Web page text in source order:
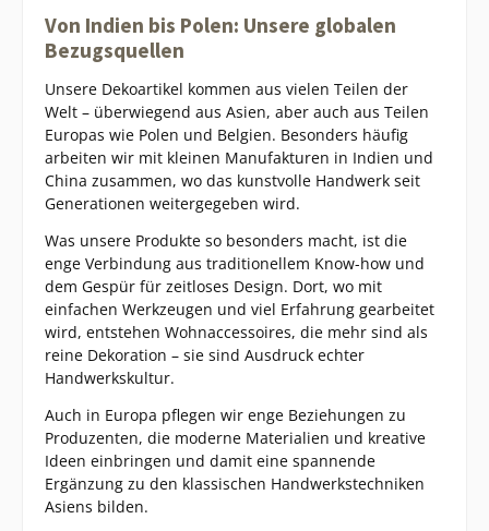
Von Indien bis Polen: Unsere globalen
Bezugsquellen
Unsere Dekoartikel kommen aus vielen Teilen der
Welt – überwiegend aus Asien, aber auch aus Teilen
Europas wie Polen und Belgien. Besonders häufig
arbeiten wir mit kleinen Manufakturen in Indien und
China zusammen, wo das kunstvolle Handwerk seit
Generationen weitergegeben wird.
Was unsere Produkte so besonders macht, ist die
enge Verbindung aus traditionellem Know-how und
dem Gespür für zeitloses Design. Dort, wo mit
einfachen Werkzeugen und viel Erfahrung gearbeitet
wird, entstehen Wohnaccessoires, die mehr sind als
reine Dekoration – sie sind Ausdruck echter
Handwerkskultur.
Auch in Europa pflegen wir enge Beziehungen zu
Produzenten, die moderne Materialien und kreative
Ideen einbringen und damit eine spannende
Ergänzung zu den klassischen Handwerkstechniken
Asiens bilden.